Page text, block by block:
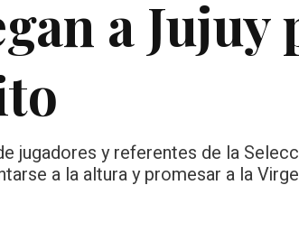
a Jujuy
jugadores y referentes de la
a la altura y promesar a la